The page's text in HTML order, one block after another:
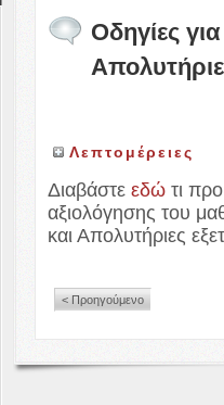
Οδηγίες
Λεπτομέρειες
Διαβάστεεδώτι
αξιολόγησης του
και Απολυτήριες
< Προηγούμενο